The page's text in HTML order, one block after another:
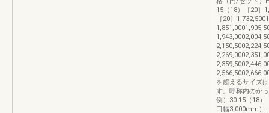
15（18）［20］
［20］
を超えるサイズ
す。呼称内のか
例）30-15（18
口幅3,000mm